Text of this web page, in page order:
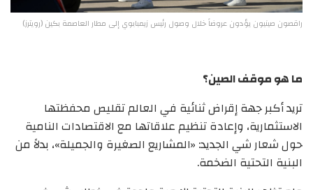
راقصون صينيون يؤدون عروضاً خلال وصول رئيس زيمبابوي إلى مطار العاصمة بكين (رويترز)
ما هو موقف الصين؟
تريد أكبر جهة إقراض ثنائية في العالم تقليص محفظتها
الاستثمارية، وإعادة تنظيم علاقاتها مع الاقتصادات النامية
حول شعار شي الجديد: «المشاريع الصغيرة والجميلة»، بدلاً من
البنية التحتية الضخمة.